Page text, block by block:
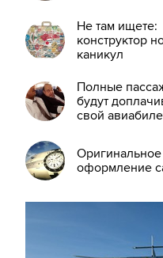
Не там ищете:
конструктор
каникул
Полные
будут
свой
Оригинальное
оформление